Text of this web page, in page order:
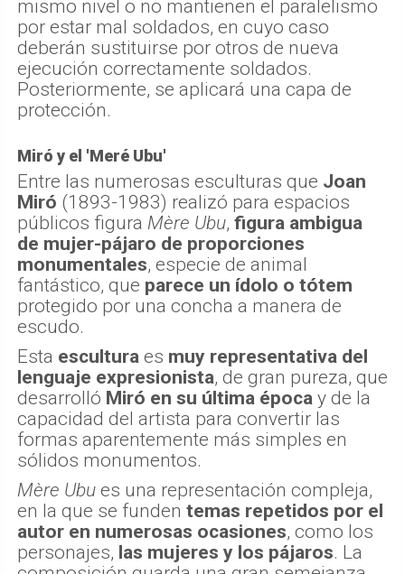
mismo nivel o no mantienen el paralelismo
por estar mal soldados, en cuyo caso
deberán sustituirse por otros de nueva
ejecución correctamente soldados.
Posteriormente, se aplicará una capa de
protección.
Miró y el 'Meré Ubu'
Entre las numerosas esculturas que Joan
Miró (1893-1983) realizó para espacios
públicos figura Mère Ubu, figura ambigua
de mujer-pájaro de proporciones
monumentales, especie de animal
fantástico, que parece un ídolo o tótem
protegido por una concha a manera de
escudo.
Esta escultura es muy representativa del
lenguaje expresionista, de gran pureza, que
desarrolló Miró en su última época y de la
capacidad del artista para convertir las
formas aparentemente más simples en
sólidos monumentos.
Mère Ubu es una representación compleja,
en la que se funden temas repetidos por el
autor en numerosas ocasiones, como los
personajes, las mujeres y los pájaros. La